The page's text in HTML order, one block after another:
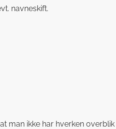
navneskift.
man ikke har hverken